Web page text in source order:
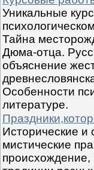
Уникальные
Тайна
Дюма-отца.
объяснение
Особенности
литературе.
Исторические и
мистические
происхождение,